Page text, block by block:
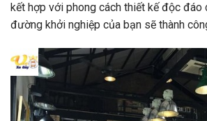
kết hợp với phong cách thiết kế độc đáo
đường khởi nghiệp của bạn sẽ thành